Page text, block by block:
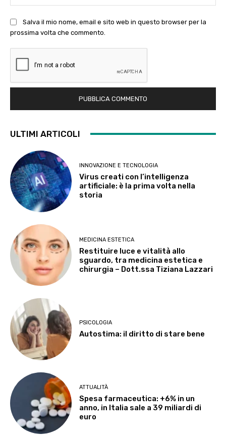
Salva il mio nome, email e sito web in questo browser per la
prossima volta che commento.
ULTIMI ARTICOLI
INNOVAZIONE E TECNOLOGIA
Virus creati con l’intelligenza
artificiale: è la prima volta nella
storia
MEDICINA ESTETICA
Restituire luce e vitalità allo
sguardo, tra medicina estetica e
chirurgia – Dott.ssa Tiziana Lazzari
PSICOLOGIA
Autostima: il diritto di stare bene
ATTUALITÀ
Spesa farmaceutica: +6% in un
anno, in Italia sale a 39 miliardi di
euro